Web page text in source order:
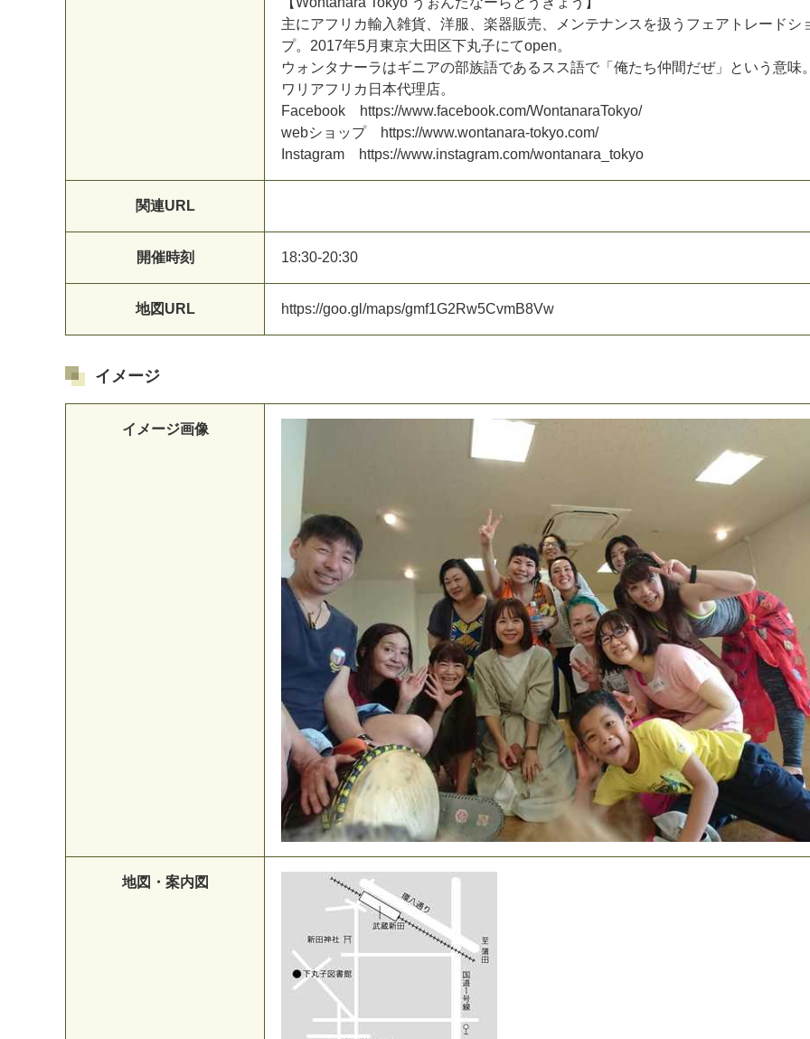
主にアフ リ カ輸 入雑貨 洋服 楽器販売 メ ンテナンス を扱 う フ ェ ア ト レー ド シ
プ。 2017年5月 東京大田 区下丸子にてopen。
ウ ォ ンタナーラはギニアの部族語である ス ス語で 「 俺たち仲間だぜ」 と い う 意味。
ワ リ アフ リ カ 日 本代理店。
Facebook https://www.facebook.com/WontanaraTokyo/
webシ ョ ップ https://www.wontanara-tokyo.com/
nstagram https://www.instagram.com/wontanara tokyo
関連URL
開催時刻 18:30-20:30
地図URL https://goo.g /maps/gmf1G2Rw5CvmB8Vw
イメージ
イメージ画像
地図・案内図